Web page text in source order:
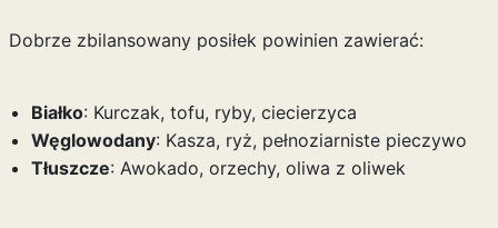
Dobrze zbilansowany posiłek powinien zawierać:
Białko: Kurczak, tofu, ryby, ciecierzyca
Węglowodany: Kasza, ryż, pełnoziarniste pieczywo
Tłuszcze: Awokado, orzechy, oliwa z oliwek